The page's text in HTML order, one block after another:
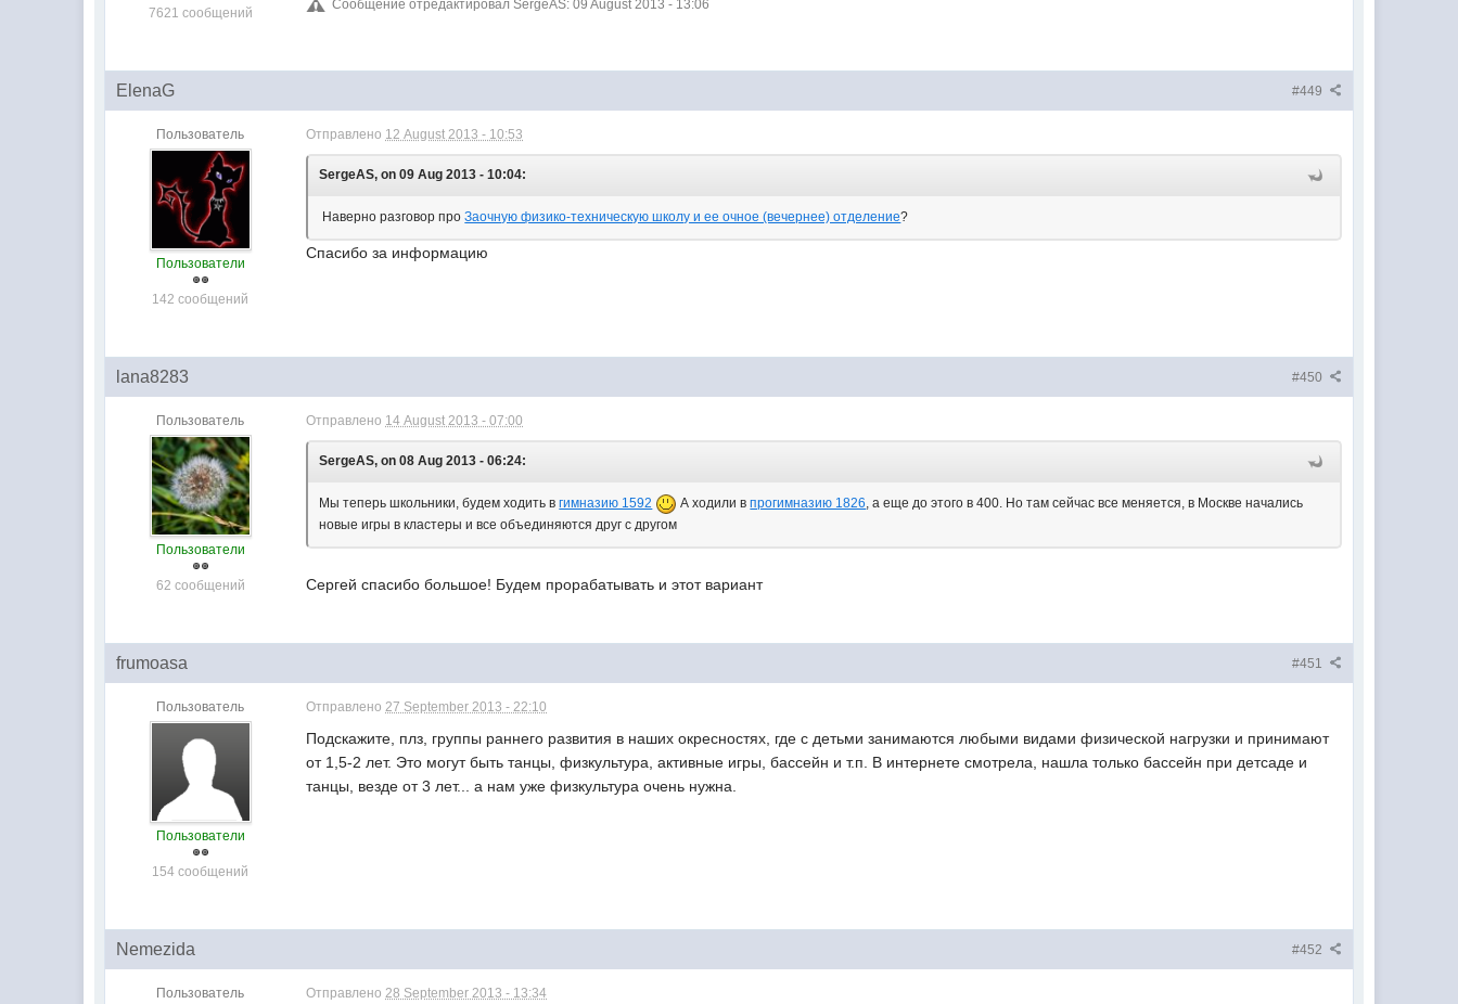
7621 сообщений
Сообщение отредактировал SergeAS: 09 August 2013 - 13:06
#449
ElenaG
Пользователь
Пользователи
142 сообщений
Отправлено 12 August 2013 - 10:53
SergeAS, on 09 Aug 2013 - 10:04:
Наверно разговор проЗаочную физико-техническую школу и ее очное (вечернее) отделение?
Спасибо за информацию
#450
lana8283
Пользователь
Пользователи
62 сообщений
Отправлено 14 August 2013 - 07:00
SergeAS, on 08 Aug 2013 - 06:24:
Мы теперь школьники, будем ходить вгимназию 1592 А ходили впрогимназию 1826 , а еще до этого в 400. Но там сейчас все меняется, в Москве начались
новые игры в кластеры и все объединяются друг с другом
Сергей спасибо большое! Будем прорабатывать и этот вариант
#451
frumoasa
Пользователь
Пользователи
154 сообщений
Отправлено 27 September 2013 - 22:10
Подскажите, плз, группы раннего развития в наших окресностях, где с детьми занимаются любыми видами физической нагрузки и принимают
от 1,5-2 лет. Это могут быть танцы, физкультура, активные игры, бассейн и т.п. В интернете смотрела, нашла только бассейн при детсаде и
танцы, везде от 3 лет... а нам уже физкультура очень нужна.
#452
Nemezida
Пользователь Отправлено 28 September 2013 - 13:34